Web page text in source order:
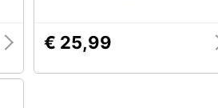
simulazione
€ 25,99